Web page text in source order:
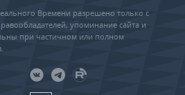
Времени разрешено только с
упоминание сайта и
при частичном или полном